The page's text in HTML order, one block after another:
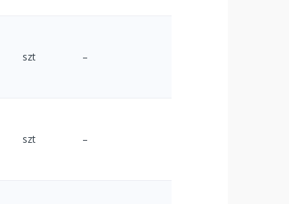
szt –
szt –